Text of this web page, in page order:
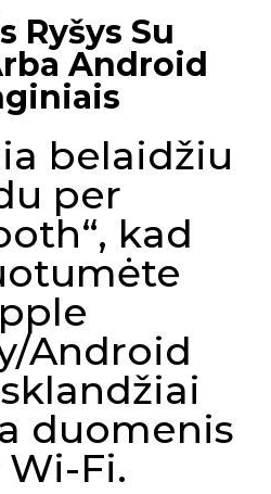
Ryšys Su
Android
belaidžiu
per
kad
Android
duomenis
Fi.